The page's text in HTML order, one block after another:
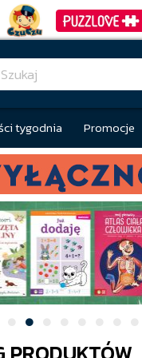
tygodnia Promocje